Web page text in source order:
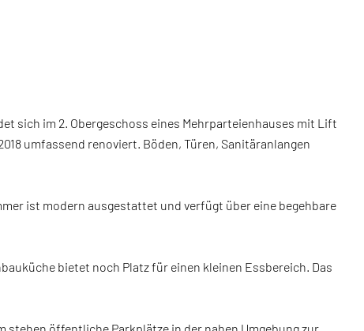
sich im 2. Obergeschoss eines Mehrparteienhauses mit Lift
umfassend renoviert. Böden, Türen, Sanitäranlangen
ist modern ausgestattet und verfügt über eine begehbare
bietet noch Platz für einen kleinen Essbereich. Das